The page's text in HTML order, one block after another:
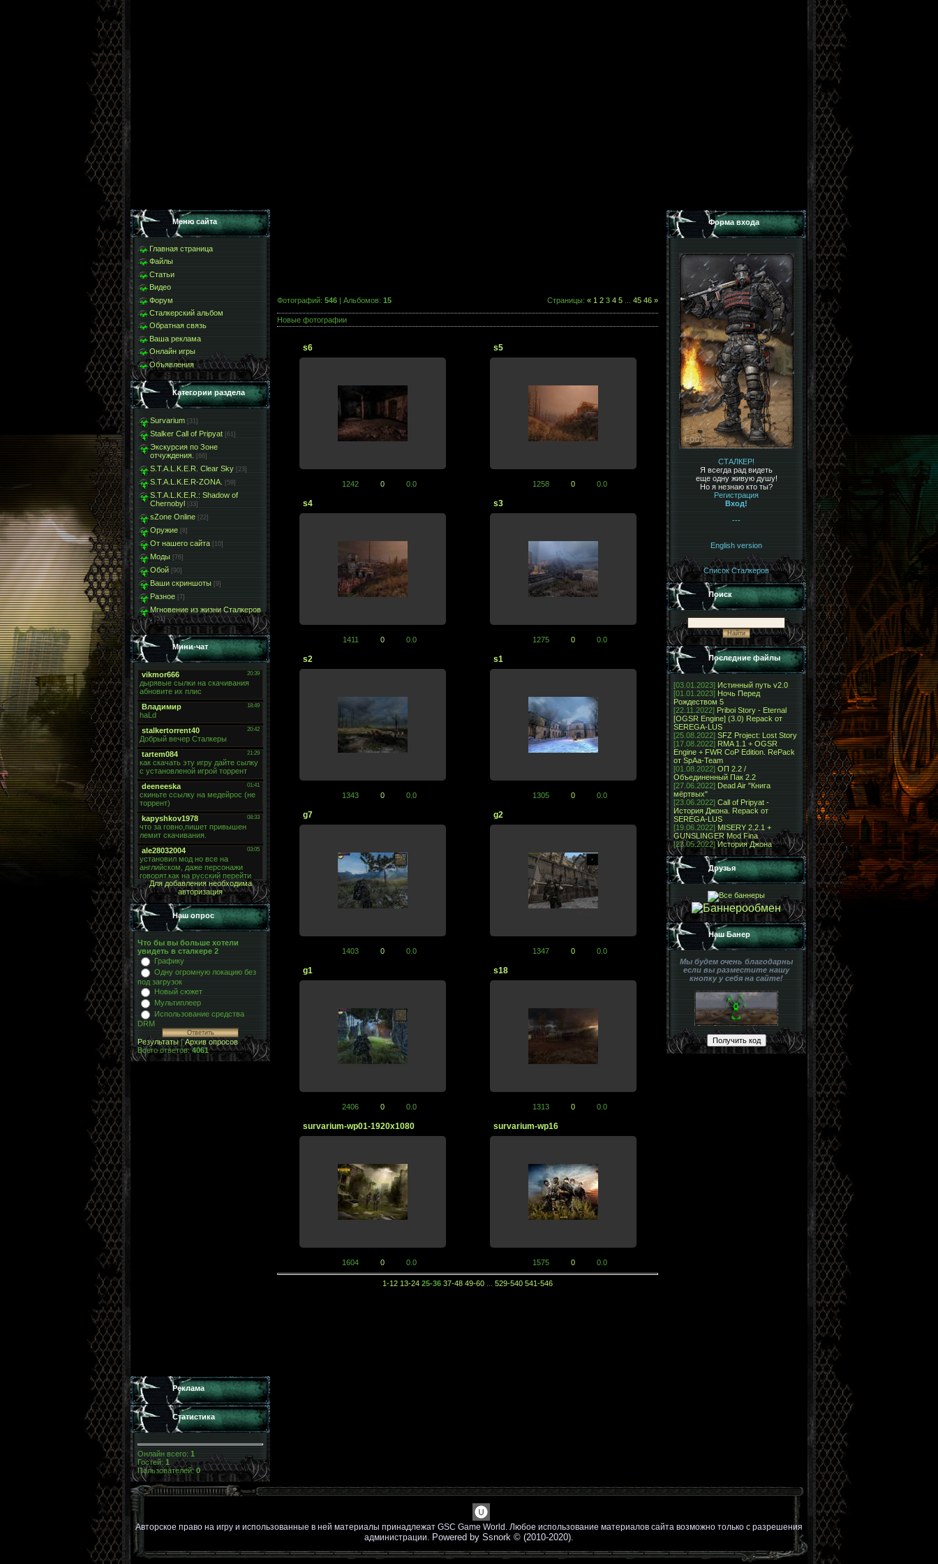
Меню сайта
Главная страница
Файлы
Статьи
Видео
Форум
Сталкерский альбом
Обратная связь
Ваша реклама
Онлайн игры
Объявления
Категории раздела
Survarium [31]
Stalker Call of Pripyat [61]
Экскурсия по Зоне
отчуждения.
[66]
S.T.A.L.K.E.R. Clear Sky [23]
S.T.A.L.K.E.R-ZONA. [59]
S.T.A.L.K.E.R.: Shadow of
Chernobyl [33]
sZone Online [22]
Оружие [8]
От нашего сайта [10]
Моды [76]
Обой [90]
Ваши скриншоты [9]
Разное [7]
Мгновение из жизни Сталкеров
. [51]
Мини-чат
Для добавления необходима
авторизация
Наш опрос
Что бы вы больше хотели
увидеть в сталкере 2
Графику
Одну огромную локацию без
под загрузок
Новый сюжет
Мультиплеер
Использование средства
DRM
Результаты|Архив опросов
Всего ответов:4061
Реклама
Статистика
Онлайн всего: 1
Гостей: 1
Пользователей:0
Фотографий: 546 | Альбомов: 15 Страницы: « 1 2 3 4 5 45 46 »
Новые фотографии
s6
1242 0 0.0
s5
1258 0 0.0
s4
1411 0 0.0
s3
1275 0 0.0
s2
1343 0 0.0
s1
1305 0 0.0
g7
1403 0 0.0
g2
1347 0 0.0
g1
2406 0 0.0
s18
1313 0 0.0
survarium-wp01-1920x1080
1604 0 0.0
survarium-wp16
1575 0 0.0
1-12 13-24 25-36 37-48 49-60 529-540 541-546
Форма входа
СТАЛКЕР!
Я всегда рад видеть
еще одну живую душу!
Но я незнаю кто ты?
Регистрация
Вход!
---
English version
Список Сталкеров
Поиск
Последние файлы
[03.01.2023] Истинный путь v2.0
[01.01.2023] Ночь Перед
Рождеством 5
[22.11.2022] Priboi Story - Eternal
[OGSR Engine] (3.0) Repack от
SEREGA-LUS
[25.08.2022] SFZ Project: Lost Story
[17.08.2022] RMA 1.1 + OGSR
Engine + FWR CoP Edition. RePack
от SpAa-Team
[01.08.2022] ОП 2.2 /
Объединенный Пак 2.2
[27.06.2022] Dead Air "Книга
мёртвых"
[23.06.2022] Call of Pripyat -
История Джона. Repack от
SEREGA-LUS
[19.06.2022] MISERY 2.2.1 +
GUNSLINGER Mod Fina
[23.05.2022]История Джона
Друзья
Наш Банер
Мы будем очень благодарны
если вы разместите нашу
кнопку у себя на сайте!
Авторское право на игру и использованные в ней материалы принадлежат GSC Game World. Любое использование материалов сайта возможно только с разрешения
администрации. Powered by Ssnork © (2010-2020).